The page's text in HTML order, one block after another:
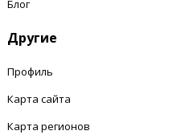
Блог
Другие
Профиль
Карта сайта
Карта регионов